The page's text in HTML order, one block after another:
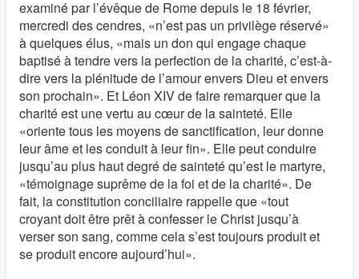
examiné par l’évêque de Rome depuis le 18 février,
mercredi des cendres, «n’est pas un privilège réservé»
à quelques élus, «mais un don qui engage chaque
baptisé à tendre vers la perfection de la charité, c’est-à-
dire vers la plénitude de l’amour envers Dieu et envers
son prochain». Et Léon XIV de faire remarquer que la
charité est une vertu au cœur de la sainteté. Elle
«oriente tous les moyens de sanctification, leur donne
leur âme et les conduit à leur fin». Elle peut conduire
jusqu’au plus haut degré de sainteté qu’est le martyre,
«témoignage suprême de la foi et de la charité». De
fait, la constitution conciliaire rappelle que «tout
croyant doit être prêt à confesser le Christ jusqu’à
verser son sang, comme cela s’est toujours produit et
se produit encore aujourd’hui».